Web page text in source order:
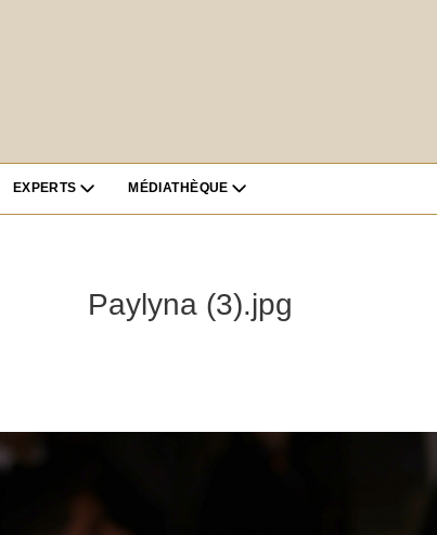
EXPERTS MÉDIATHÈQUE
Paylyna (3).jpg